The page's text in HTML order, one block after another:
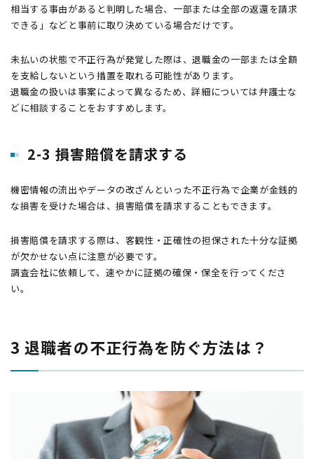
相当する事由があると判明した場合、一部または全部の返還を請求
できる」などと事前に取り決めている場合だけです。
未払いの状態で不正行為が発覚した際は、退職金の一部または全額
を支給しないという措置を取れる可能性があります。
退職金の扱いは事案によって異なるため、詳細については弁護士な
どに相談することをおすすめします。
2-3 損害賠償を請求する
機密情報の流出やデータの改ざんといった不正行為で企業が金銭的
な損害を受けた場合は、損害賠償を請求することもできます。
損害賠償を請求する際は、客観性・正確性の担保された十分な証拠
が欠かせない点に注意が必要です。
調査会社に依頼して、速やかに証拠の確保・保全を行ってくださ
い。
3 退職者の不正行為を防ぐ方法は？